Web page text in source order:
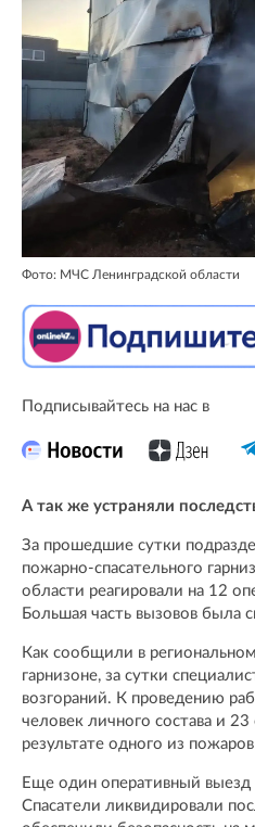
Фото: МЧС Ленинградской области
Подписывайтесь на нас в
А так же устраняли
За прошедшие сутки
пожарно-спасательного
области реагировали на 12
Большая часть вызовов была
Как сообщили в
гарнизоне, за сутки
возгораний. К проведению
человек личного состава и
результате одного из
Еще один оперативный выезд
Спасатели ликвидировали